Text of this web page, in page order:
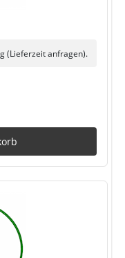
(Lieferzeit anfragen).